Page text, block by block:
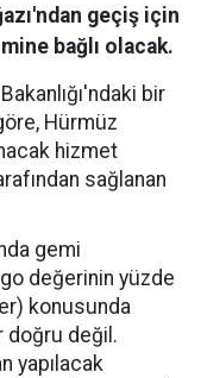
geçiş için
bağlı olacak.
bir
Hürmüz
hizmet
sağlanan
gemi
değerinin yüzde
konusunda
doğru değil.
yapılacak